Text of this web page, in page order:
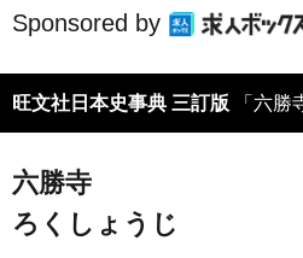
Sponsored by
旺文社日本史事典 三訂版 「六勝
六勝寺
ろくしょうじ